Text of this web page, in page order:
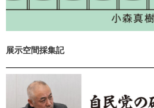
展示空間採集記